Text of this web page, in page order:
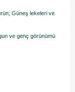
Güneş lekeleri ve
ve genç görünümü